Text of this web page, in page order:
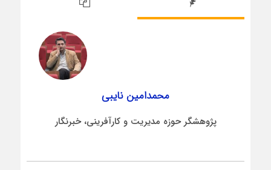
محمدامین نایبی
پژوهشگر حوزه مدیریت و کارآفرینی، خبرنگار